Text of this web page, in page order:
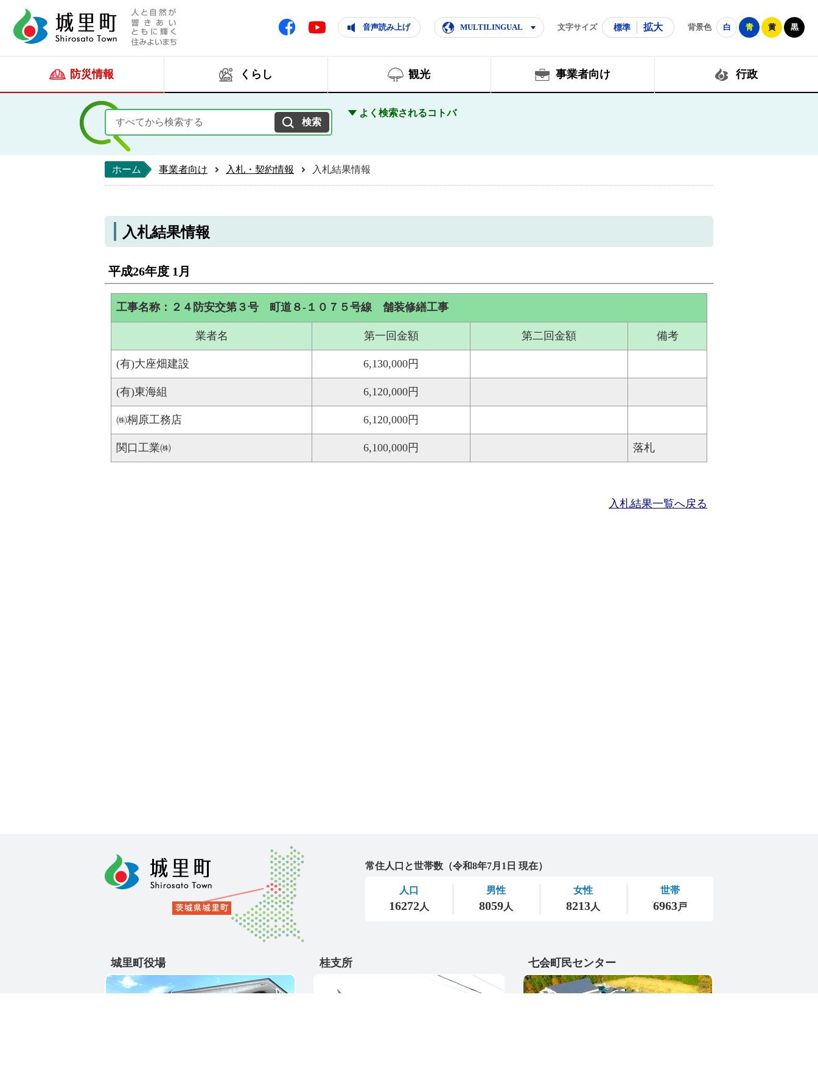
人と自然が響きあいともに輝く住みよいまち
Facebook Youtube 音声読み上げ MULTILINGUAL 文字サイズ 標準 拡大 背景色 白 青 黄 黒
防災情報 くらし 観光 事業者向け 行政
よく検索されるコトバ
ホーム 事業者向け 入札・契約情報 入札結果情報
入札結果情報
平成26年度 1月
工事名称：２４防安交第３号 町道８-１０７５号線 舗装修繕工事
業者名 第一回金額 第二回金額 備考
(有)大座畑建設 6,130,000円
(有)東海組 6,120,000円
㈱桐原工務店 6,120,000円
関口工業㈱ 6,100,000円 落札
入札結果一覧へ戻る
城里町役場 桂支所 七会町民センター